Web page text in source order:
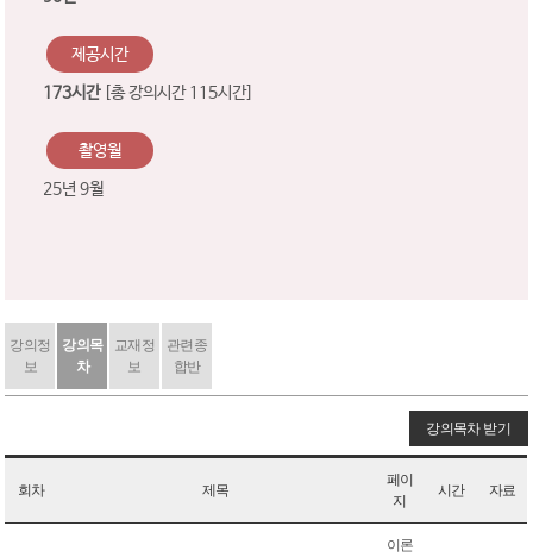
제공시간
173시간[총 강의시간 115시간]
촬영월
25년 9월
강의정
보
강의목
차
교재정
보
관련종
합반
강의목차 받기
회차 제목
페이
지
시간 자료
이론